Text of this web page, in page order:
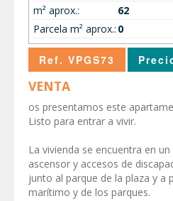
m² aprox.:
62
Parcela m² aprox.: 0
Ref. VPGS73
VENTA
os presentamos este
Listo para entrar a vivir.
La vivienda se encuentra en
ascensor y accesos de
junto al parque de la plaza y a
marítimo y de los parques.